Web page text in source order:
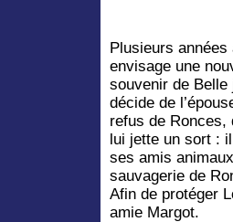
Plusieurs
envisage une
souvenir de Belle
décide de
refus de Ronces,
lui jette un sort :
ses amis
sauvagerie de
Afin de protéger
amie Margot.